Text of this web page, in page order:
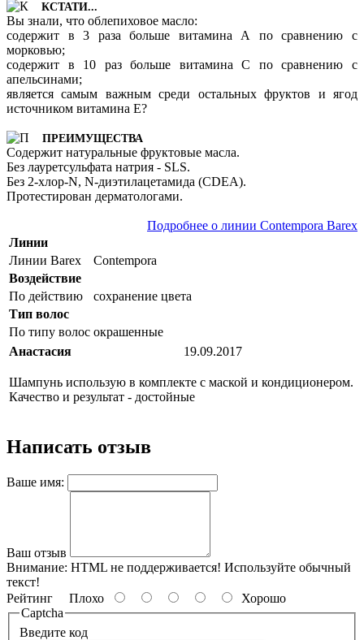
КСТАТИ...
Вы знали, что облепиховое масло:
содержит в 3 раза больше витамина А по сравнению с
морковью;
содержит в 10 раз больше витамина С по сравнению с
апельсинами;
является самым важным среди остальных фруктов и ягод
источником витамина Е?
ПРЕИМУЩЕСТВА
Содержит натуральные фруктовые масла.
Без лауретсульфата натрия - SLS.
Без 2-хлор-N, N-диэтилацетамида (CDEA).
Протестирован дерматологами.
Подробнее о линии Contempora Barex
Линии
Линии Barex
Contempora
Воздействие
По действию
сохранение цвета
Тип волос
По типу волос окрашенные
Анастасия
19.09.2017
Шампунь использую в комплекте с маской и кондиционером.
Качество и результат - достойные
Написать отзыв
Ваше имя:
Ваш отзыв
Внимание: HTML не поддерживается! Используйте обычный
текст!
Рейтинг Плохо
Хорошо
Captcha
Введите код